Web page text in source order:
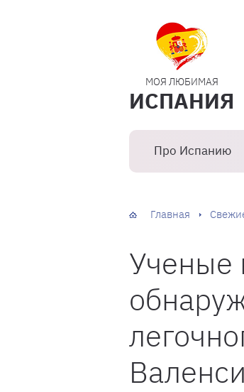
МОЯ ЛЮБИМАЯ
ИСПАНИЯ
Про Испанию
Главная
Ученые